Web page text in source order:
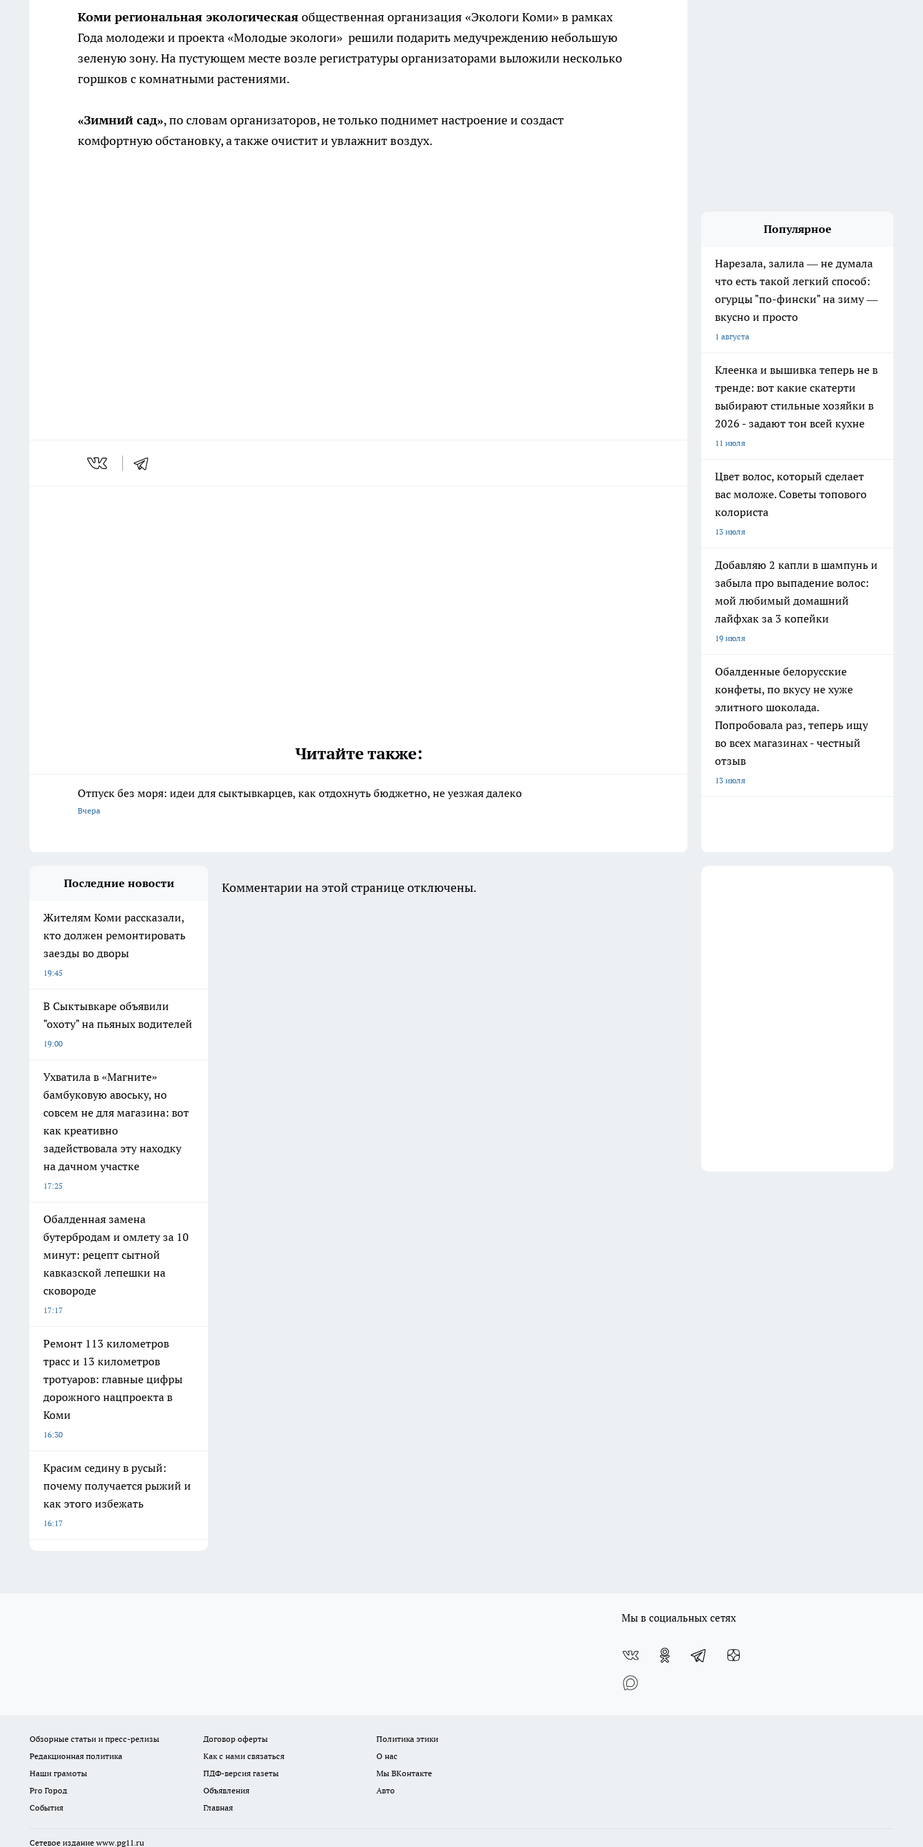
Коми региональная экологическая общественная организация «Экологи Коми» в рамках
Года молодежи и проекта «Молодые экологи» решили подарить медучреждению небольшую
зеленую зону. На пустующем месте возле регистратуры организаторами выложили несколько
горшков с комнатными растениями.
«Зимний сад», по словам организаторов, не только поднимет настроение и создаст
комфортную обстановку, а также очистит и увлажнит воздух.
Читайте также:
Отпуск без моря: идеи для сыктывкарцев, как отдохнуть бюджетно, не уезжая далеко
Вчера
Популярное
Нарезала, залила — не думала
что есть такой легкий способ:
огурцы "по-фински" на зиму —
вкусно и просто
1 августа
Клеенка и вышивка теперь не в
тренде: вот какие скатерти
выбирают стильные хозяйки в
2026 - задают тон всей кухне
11 июля
Цвет волос, который сделает
вас моложе. Советы топового
колориста
13 июля
Добавляю 2 капли в шампунь и
забыла про выпадение волос:
мой любимый домашний
лайфхак за 3 копейки
19 июля
Обалденные белорусские
конфеты, по вкусу не хуже
элитного шоколада.
Попробовала раз, теперь ищу
во всех магазинах - честный
отзыв
13 июля
Последние новости
Жителям Коми рассказали,
кто должен ремонтировать
заезды во дворы
19:45
В Сыктывкаре объявили
"охоту" на пьяных водителей
19:00
Ухватила в «Магните»
бамбуковую авоську, но
совсем не для магазина: вот
как креативно
задействовала эту находку
на дачном участке
17:25
Обалденная замена
бутербродам и омлету за 10
минут: рецепт сытной
кавказской лепешки на
сковороде
17:17
Ремонт 113 километров
трасс и 13 километров
тротуаров: главные цифры
дорожного нацпроекта в
Коми
16:30
Красим седину в русый:
почему получается рыжий и
как этого избежать
16:17
Комментарии на этой странице отключены.
Мы в социальных сетях
Обзорные статьи и пресс-релизы Договор оферты
Политика этики
Редакционная политика
Как с нами связаться
О нас
Наши грамоты
ПДФ-версия газеты
Мы ВКонтакте
Pro Город
Объявления
Авто
События
Главная
Сетевое издание www.pg11.ru